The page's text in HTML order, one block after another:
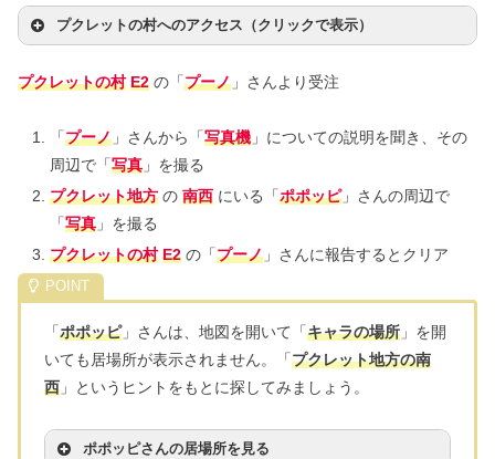
プクレットの村へのアクセス（クリックで表示）
プクレットの村 E2 の「プーノ 」さんより受注
「プーノ」さんから「写真機」についての説明を聞き、その
周辺で「写真」を撮る
プクレット地方の 南西にいる「ポポッピ」さんの周辺で
「写真」を撮る
プクレットの村 E2の「プーノ」さんに報告するとクリア
「ポポッピ」さんは、地図を開いて「キャラの場所 」を開
いても居場所が表示されません。「プクレット地方の南
西 」というヒントをもとに探してみましょう。
ポポッピさんの居場所を見る